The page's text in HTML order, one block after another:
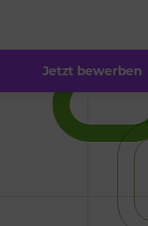
Jetzt bewerben